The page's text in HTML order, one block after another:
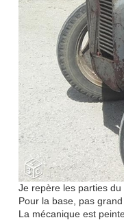
Je repère les parties
Pour la base, pas
La mécanique est